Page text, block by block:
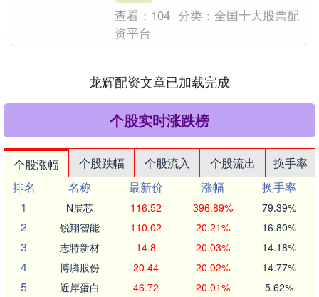
查看： 104 分类：全国十大股票配
资平台
龙辉配资文章已加载完成
个股实时涨跌榜
个股涨幅 个股跌幅 个股流入 个股流出
换手率
排名
名称 最新价 涨幅
换手率
1
N展芯 116.52 396.89% 79.39%
2 锐翔智能 110.02 20.21% 16.80%
3 志特新材 14.8 20.03% 14.18%
4 博腾股份 20.44 20.02% 14.77%
5 近岸蛋白 46.72 20.01% 5.62%